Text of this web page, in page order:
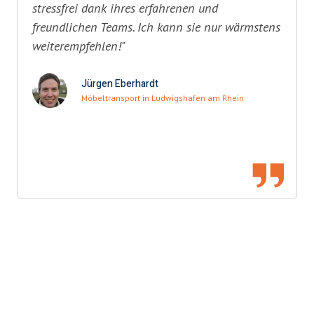
stressfrei dank ihres erfahrenen und
freundlichen Teams. Ich kann sie nur wärmstens
weiterempfehlen!"
Jürgen Eberhardt
Möbeltransport in Ludwigshafen am Rhein